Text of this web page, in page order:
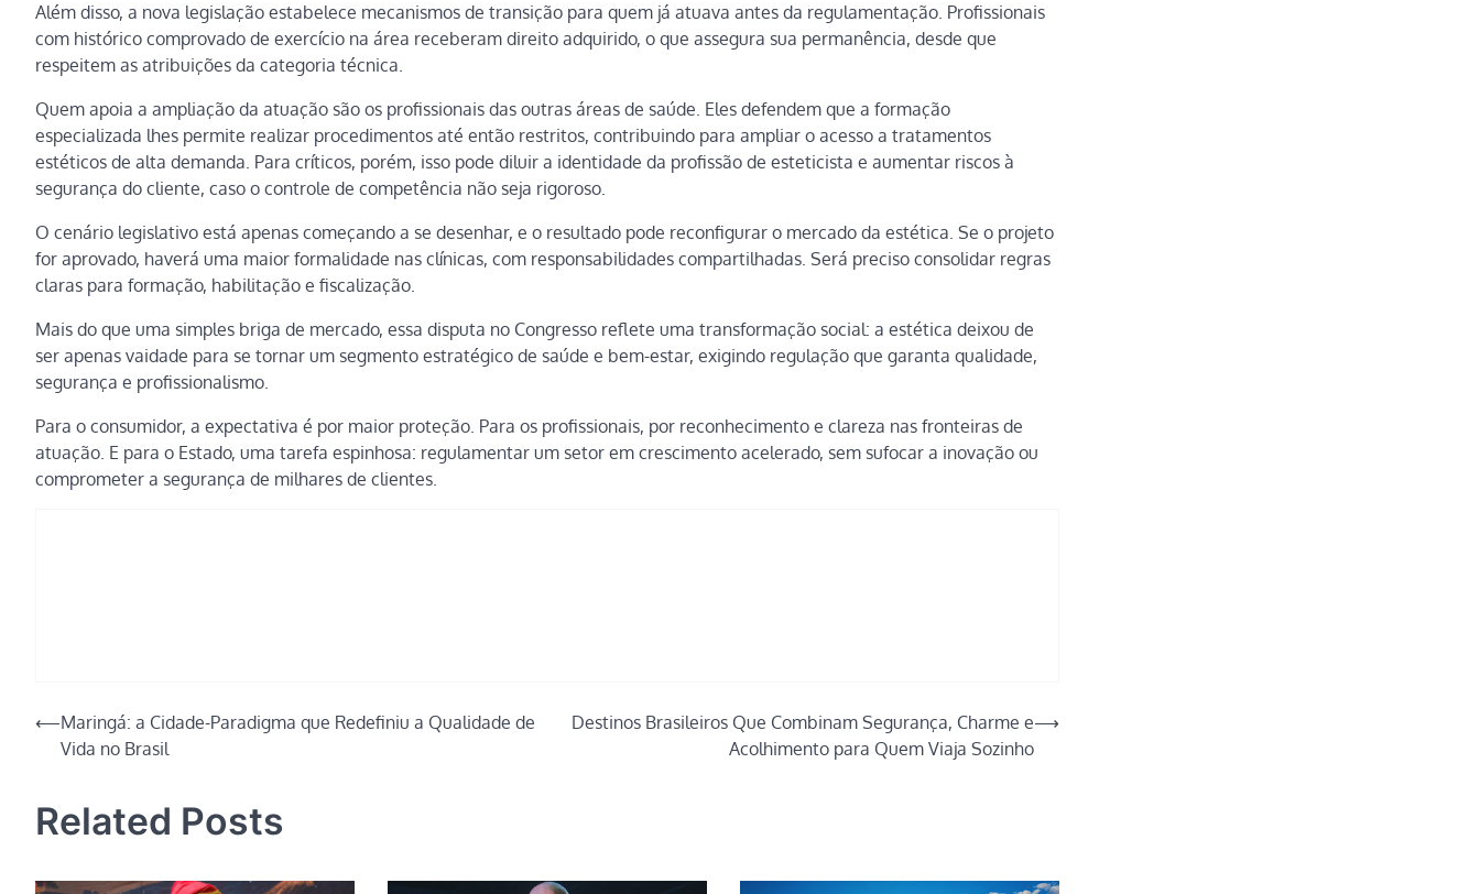
Além disso, a nova legislação estabelece mecanismos de transição para quem já atuava antes da regulamentação. Profissionais
com histórico comprovado de exercício na área receberam direito adquirido, o que assegura sua permanência, desde que
respeitem as atribuições da categoria técnica.
Quem apoia a ampliação da atuação são os profissionais das outras áreas de saúde. Eles defendem que a formação
especializada lhes permite realizar procedimentos até então restritos, contribuindo para ampliar o acesso a tratamentos
estéticos de alta demanda. Para críticos, porém, isso pode diluir a identidade da profissão de esteticista e aumentar riscos à
segurança do cliente, caso o controle de competência não seja rigoroso.
O cenário legislativo está apenas começando a se desenhar, e o resultado pode reconfigurar o mercado da estética. Se o projeto
for aprovado, haverá uma maior formalidade nas clínicas, com responsabilidades compartilhadas. Será preciso consolidar regras
claras para formação, habilitação e fiscalização.
Mais do que uma simples briga de mercado, essa disputa no Congresso reflete uma transformação social: a estética deixou de
ser apenas vaidade para se tornar um segmento estratégico de saúde e bem-estar, exigindo regulação que garanta qualidade,
segurança e profissionalismo.
Para o consumidor, a expectativa é por maior proteção. Para os profissionais, por reconhecimento e clareza nas fronteiras de
atuação. E para o Estado, uma tarefa espinhosa: regulamentar um setor em crescimento acelerado, sem sufocar a inovação ou
comprometer a segurança de milhares de clientes.
Navegação
⟵Maringá: a Cidade-Paradigma que Redefiniu a Qualidade de
Vida no Brasil
Destinos Brasileiros Que Combinam Segurança, Charme e
Acolhimento para Quem Viaja Sozinho
⟶
Related Posts